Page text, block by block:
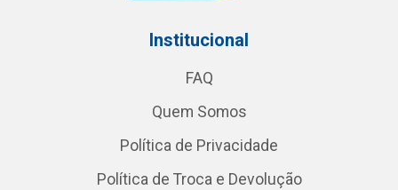
Institucional
FAQ
Quem Somos
Política de Privacidade
Política de Troca e Devolução